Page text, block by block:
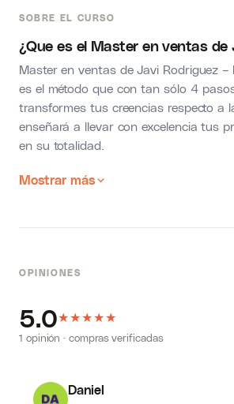
SOBRE EL CURSO
¿Que es el Master en ventas de
Master en ventas de Javi Rodriguez –
es el método que con tan sólo 4
transformes tus creencias respecto a
enseñará a llevar con excelencia tus
en su totalidad.
Mostrar más
OPINIONES
5.0★★★★★
1 opinión · compras verificadas
Daniel